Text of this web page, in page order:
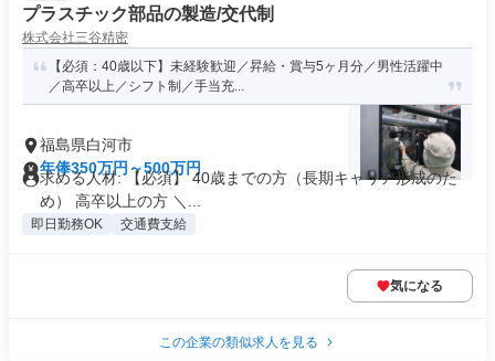
プラスチック部品の製造/交代制
株式会社三谷精密
【必須：40歳以下】未経験歓迎／昇給・賞与5ヶ月分／男性活躍中
／高卒以上／シフト制／手当充...
福島県白河市
年俸350万円～500万円
求める人材: 【必須】 40歳までの方（長期キャリア形成のた
め） 高卒以上の方 ＼...
即日勤務OK 交通費支給
気になる
この企業の類似求人を見る